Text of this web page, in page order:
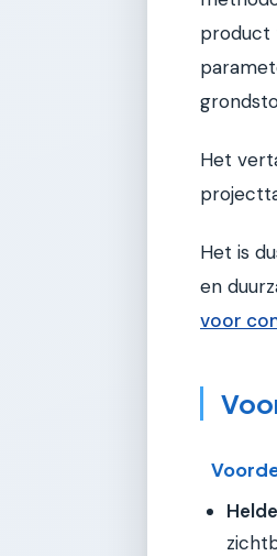
product
Het
Het is
en
voor